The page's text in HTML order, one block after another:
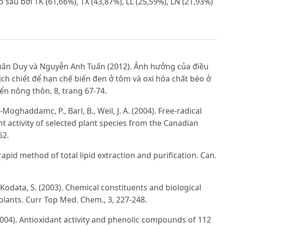
Duy và Nguyễn Anh Tuấn (2012). Ảnh hưởng của điều
chiết để hạn chế biến đen ở tôm và oxi hóa chất béo ở
nông thôn, 8, trang 67-74.
P., Barl, B., Weil, J. A. (2004). Free-radical
activity of selected plant species from the Canadian
rapid method of total lipid extraction and purification. Can.
Kodata, S. (2003). Chemical constituents and biological
Curr Top Med. Chem., 3, 227-248.
Antioxidant activity and phenolic compounds of 112